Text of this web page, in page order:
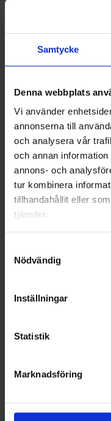
Samtycke
Denna webbplats
Vi använder
annonserna till
och analysera vår
och annan
annons- och
tur kombinera
tillhandahållit eller
tjänster.
Nödvändig
Inställningar
Statistik
Marknadsföring
OHLSSONS REGION MITT
OHLSSONSKOLLEGOR
RENHÅLLNING
SAMARBETEN
SOCIALT ANSVAR